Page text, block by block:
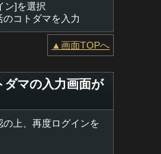
ン]を選択
コトダマを入力
▲画面TOPへ
ダマの入力画面が
上、再度ログインを